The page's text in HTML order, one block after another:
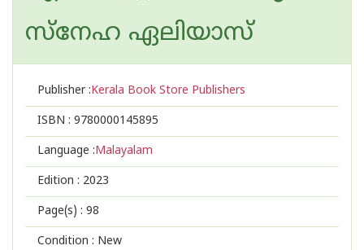
സ്നേഹ ഏലിയാസ്
Publisher :Kerala Book Store Publishers
ISBN : 9780000145895
Language :Malayalam
Edition : 2023
Page(s) : 98
Condition : New